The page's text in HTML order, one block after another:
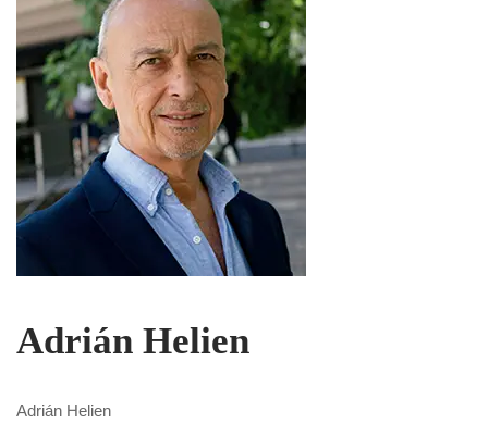
Adrián Helien
Adrián Helien